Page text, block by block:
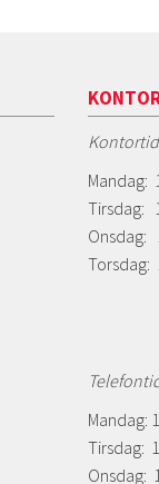
Kontortid
Mandag:
Tirsdag:
Onsdag:
Torsdag:
Mandag:
Tirsdag:
Onsdag: